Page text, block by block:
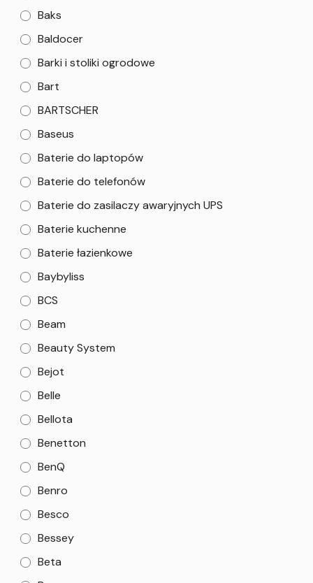
Baks
Baldocer
Barki i stoliki ogrodowe
Bart
BARTSCHER
Baseus
Baterie do laptopów
Baterie do telefonów
Baterie do zasilaczy awaryjnych UPS
Baterie kuchenne
Baterie łazienkowe
Baybyliss
BCS
Beam
Beauty System
Bejot
Belle
Bellota
Benetton
BenQ
Benro
Besco
Bessey
Beta